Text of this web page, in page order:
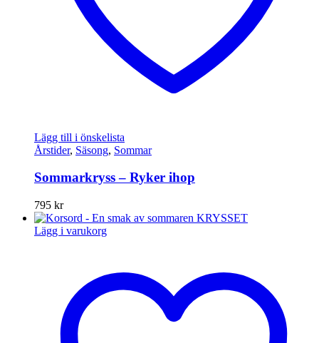
Lägg till i önskelista
Årstider, Säsong, Sommar
Sommarkryss – Ryker ihop
795 kr
Lägg i varukorg